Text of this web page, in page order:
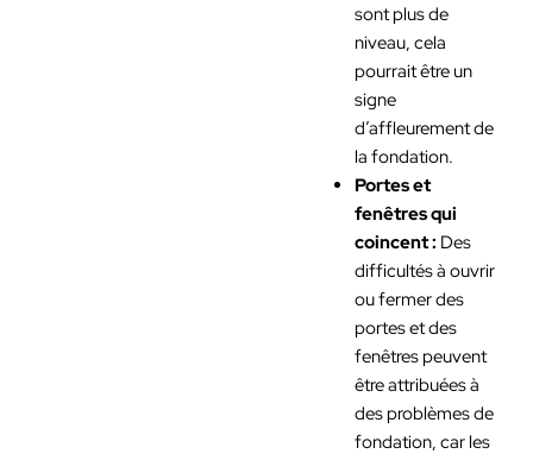
sont plus de
niveau, cela
pourrait être un
signe
d’affleurement de
la fondation.
Portes et
fenêtres qui
coincent : Des
difficultés à ouvrir
ou fermer des
portes et des
fenêtres peuvent
être attribuées à
des problèmes de
fondation, car les